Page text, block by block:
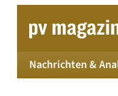
springen
Nachrichten &